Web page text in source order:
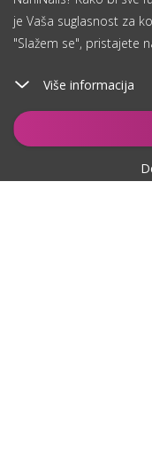
je Vaša suglasnost za
"Slažem se", pristajete
Više informacija